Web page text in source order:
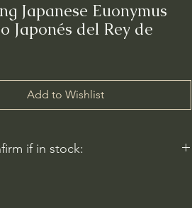
Japanese Euonymus
Japonés del Rey de
Add to Wishlist
if in stock:
may carry this in stock.